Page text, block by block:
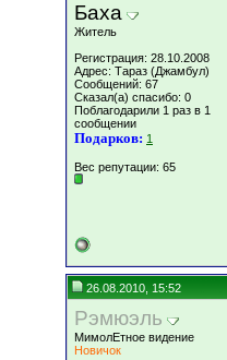
Баха
Житель
Регистрация: 28.10.2008
Адрес: Тараз (Джамбул)
Сообщений: 67
Сказал(а) спасибо: 0
Поблагодарили 1 раз в 1
сообщении
Подарков: 1
Вес репутации: 65
26.08.2010, 15:52
Рэмюэль
МимолЕтное видение
Новичок